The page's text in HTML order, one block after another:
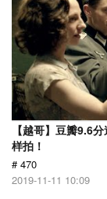
【越哥】豆瓣9.6
样拍！
# 470
2019-11-11 10:09